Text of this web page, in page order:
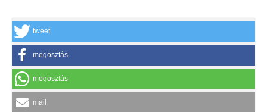
tweet
megosztás
megosztás
mail